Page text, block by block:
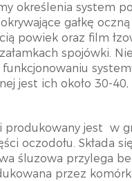
określenia system
gałkę
powiek oraz film
spojówki.
jest ich około 30-
produkowany jest w
oczodołu. Składa
śluzowa przylega
przez